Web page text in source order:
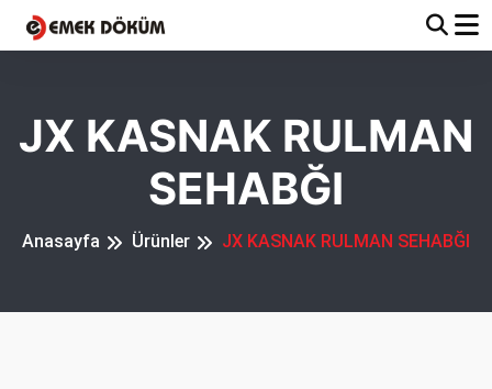
JX KASNAK RULMAN
SEHABĞI
Anasayfa Ürünler JX KASNAK RULMAN SEHABĞI